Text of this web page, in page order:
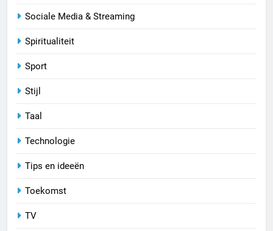
Sociale Media & Streaming
Spiritualiteit
Sport
Stijl
Taal
Technologie
Tips en ideeën
Toekomst
TV